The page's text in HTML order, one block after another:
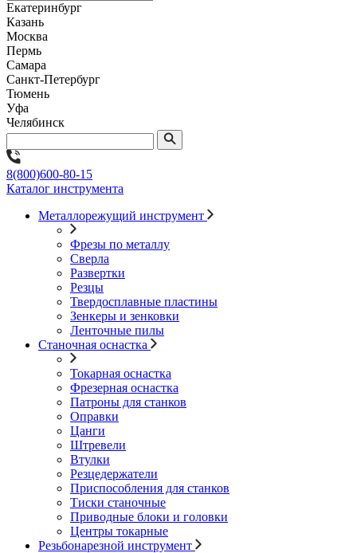
Екатеринбург
Казань
Москва
Пермь
Самара
Санкт-Петербург
Тюмень
Уфа
Челябинск
8(800)600-80-15
Каталог инструмента
Металлорежущий инструмент
Фрезы по металлу
Сверла
Развертки
Резцы
Твердосплавные пластины
Зенкеры и зенковки
Ленточные пилы
Станочная оснастка
Токарная оснастка
Фрезерная оснастка
Патроны для станков
Оправки
Цанги
Штревели
Втулки
Резцедержатели
Приспособления для станков
Тиски станочные
Приводные блоки и головки
Центры токарные
Резьбонарезной инструмент